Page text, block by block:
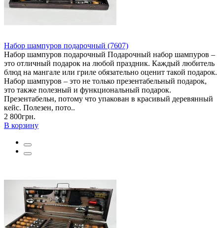
Набор шампуров подарочный (7607)
Набор шампуров подарочный Подарочный набор шампуров –
это отличный подарок на любой праздник. Каждый любитель
блюд на мангале или гриле обязательно оценит такой подарок.
Набор шампуров – это не только презентабельный подарок,
это также полезный и функциональный подарок.
Презентабельн, потому что упакован в красивый деревянный
кейс. Полезен, пото..
2 800грн.
В корзину